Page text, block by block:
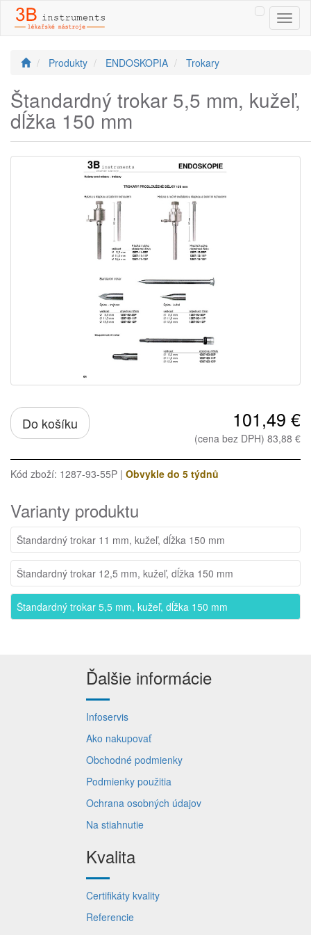
Produkty ENDOSKOPIA Trokary
Štandardný trokar 5,5 mm, kužeľ,
dĺžka 150 mm
Do košíku 101,49 €
(cena bez DPH) 83,88 €
Kód zboží: 1287-93-55P | Obvykle do 5 týdnů
Varianty produktu
Štandardný trokar 11 mm, kužeľ, dĺžka 150 mm
Štandardný trokar 12,5 mm, kužeľ, dĺžka 150 mm
Štandardný trokar 5,5 mm, kužeľ, dĺžka 150 mm
Ďalšie informácie
Infoservis
Ako nakupovať
Obchodné podmienky
Podmienky použitia
Ochrana osobných údajov
Na stiahnutie
Kvalita
Certifikáty kvality
Referencie